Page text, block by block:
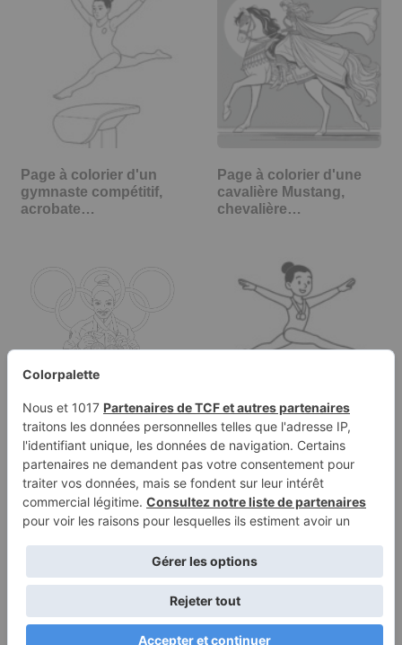
Page à colorier d'un
gymnaste compétitif,
acrobate…
Page à colorier d'une
cavalière Mustang,
chevalière…
Coloriage Jeux
Olympiques de
gymnastique :
Simone…
Page à colorier d'une
gymnaste compétitive,
gymnaste…